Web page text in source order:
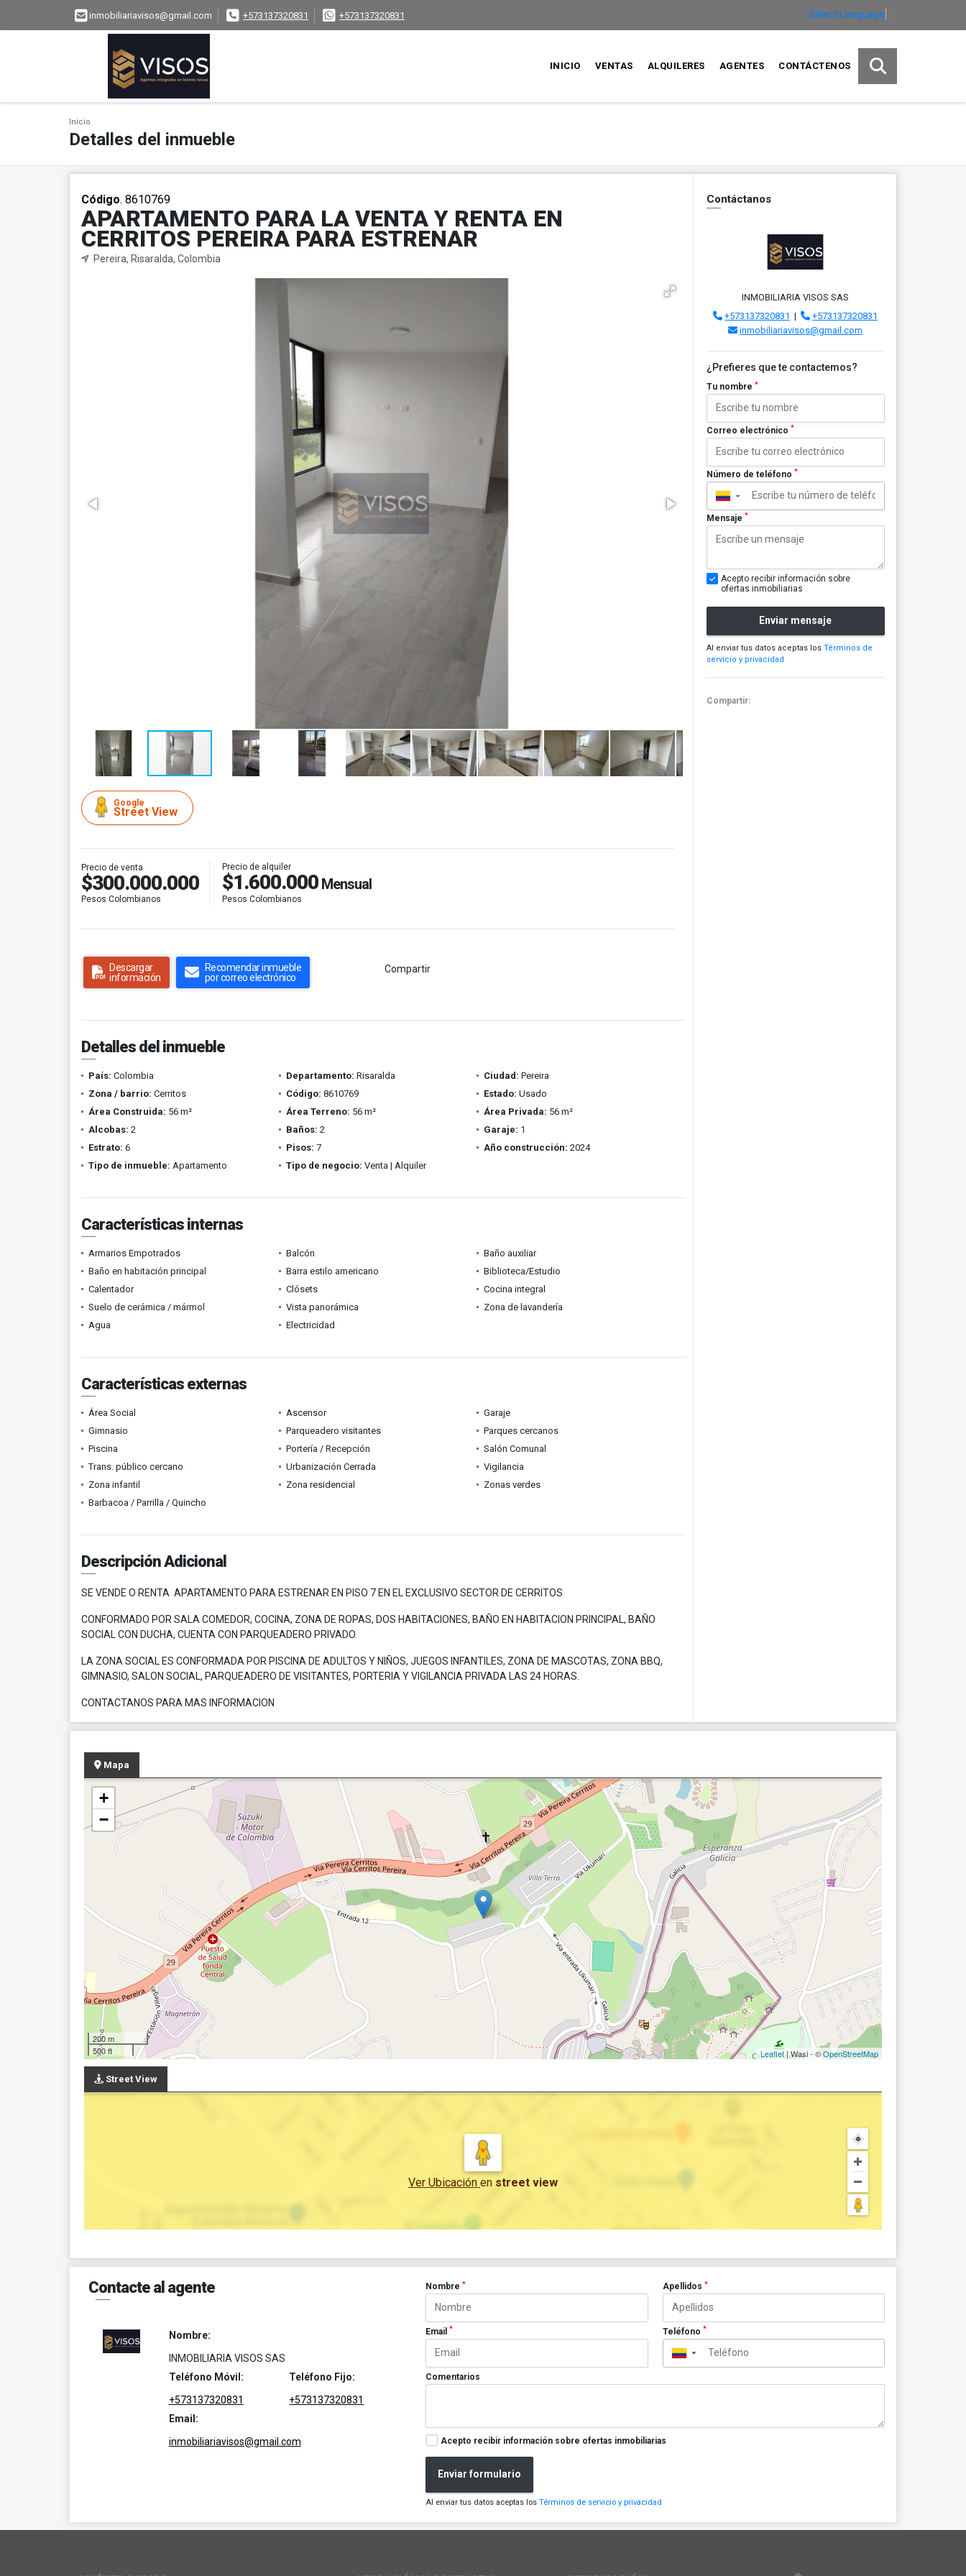
inmobiliariavisos@gmail.com +573137320831 +573137320831 Select Language
INICIO VENTAS ALQUILERES AGENTES CONTÁCTENOS
Inicio
Detalles del inmueble
Código. 8610769
APARTAMENTO PARA LA VENTA Y RENTA EN
CERRITOS PEREIRA PARA ESTRENAR
Pereira, Risaralda, Colombia
Google
Street View
Precio de venta
$300.000.000
Pesos Colombianos
Precio de alquiler
$1.600.000 Mensual
Pesos Colombianos
Descargar
información
Recomendar inmueble
por correo electrónico
Compartir
Detalles del inmueble
País: Colombia Departamento: Risaralda Ciudad: Pereira
Zona / barrio: Cerritos Código: 8610769 Estado: Usado
Área Construida: 56 m² Área Terreno: 56 m² Área Privada: 56 m²
Alcobas: 2 Baños: 2 Garaje: 1
Estrato: 6 Pisos: 7 Año construcción: 2024
Tipo de inmueble: Apartamento Tipo de negocio: Venta | Alquiler
Características internas
Armarios Empotrados Balcón
Baño auxiliar
Baño en habitación principal
Barra estilo americano
Biblioteca/Estudio
Calentador
Clósets
Cocina integral
Suelo de cerámica / mármol
Vista panorámica
Zona de lavandería
Agua
Electricidad
Características externas
Área Social Ascensor
Garaje
Gimnasio
Parqueadero visitantes
Parques cercanos
Piscina
Portería / Recepción
Salón Comunal
Trans. público cercano
Urbanización Cerrada
Vigilancia
Zona infantil
Zona residencial
Zonas verdes
Barbacoa / Parrilla / Quincho
Descripción Adicional
SE VENDE O RENTA APARTAMENTO PARA ESTRENAR EN PISO 7 EN EL EXCLUSIVO SECTOR DE CERRITOS
CONFORMADO POR SALA COMEDOR, COCINA, ZONA DE ROPAS, DOS HABITACIONES, BAÑO EN HABITACION PRINCIPAL, BAÑO
SOCIAL CON DUCHA, CUENTA CON PARQUEADERO PRIVADO.
LA ZONA SOCIAL ES CONFORMADA POR PISCINA DE ADULTOS Y NIÑOS, JUEGOS INFANTILES, ZONA DE MASCOTAS, ZONA BBQ,
GIMNASIO, SALON SOCIAL, PARQUEADERO DE VISITANTES, PORTERIA Y VIGILANCIA PRIVADA LAS 24 HORAS.
CONTACTANOS PARA MAS INFORMACION
Contáctanos
INMOBILIARIA VISOS SAS
+573137320831 |
+573137320831
inmobiliariavisos@gmail.com
¿Prefieres que te contactemos?
Tu nombre *
Correo electrónico *
Número de teléfono *
▼
Mensaje *
Acepto recibir información sobre
ofertas inmobiliarias
Enviar mensaje
Al enviar tus datos aceptas los Términos de
servicio y privacidad
Compartir:
Mapa
+
−
200 m
500 ft
Leaflet| Wasi - ©OpenStreetMap
Street View
Ver Ubicación en street view
Contacte al agente
Nombre:
INMOBILIARIA VISOS SAS
Teléfono Móvil:
+573137320831
Teléfono Fijo:
+573137320831
Email:
inmobiliariavisos@gmail.com
Nombre* Apellidos *
Email* Teléfono *
▼
Comentarios
Acepto recibir información sobre ofertas inmobiliarias
Enviar formulario
Al enviar tus datos aceptas losTérminos de servicio y privacidad